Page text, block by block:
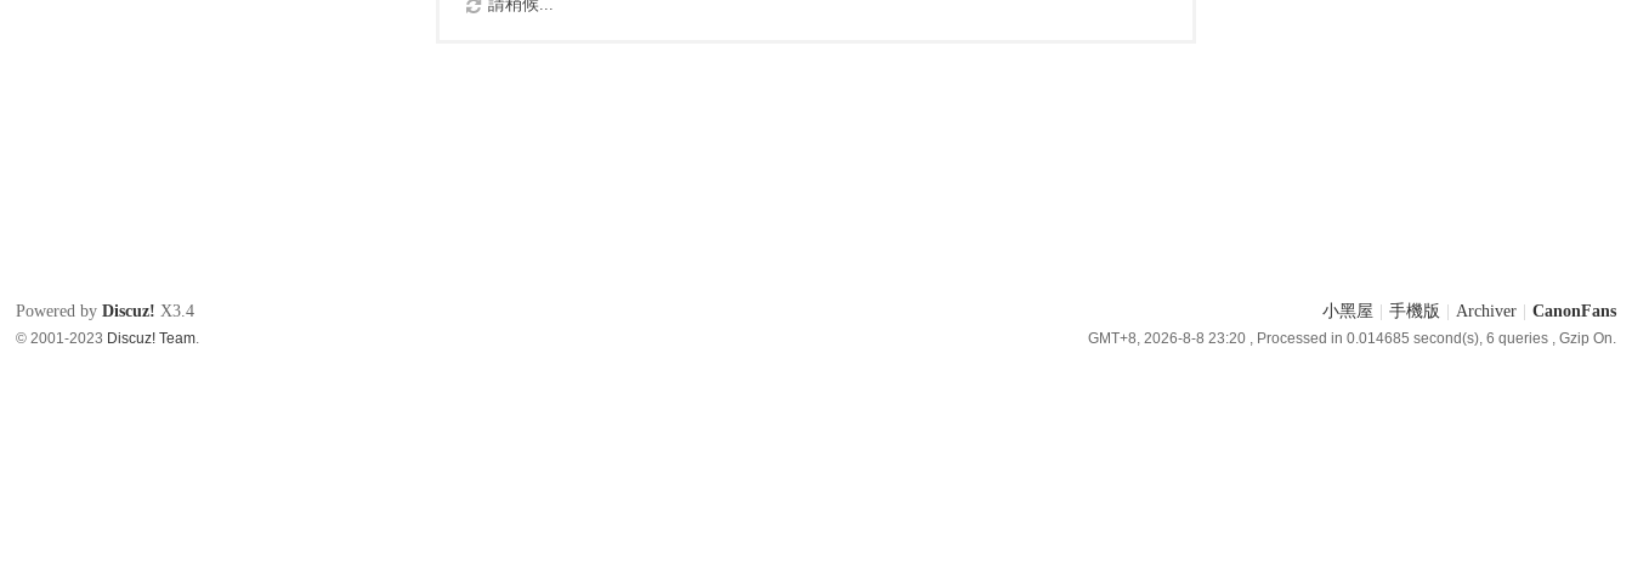
請稍候...
小黑屋 手機版 Archiver CanonFans
GMT+8, 2026-8-8 23:20, Processed in 0.014685 second(s), 6 queries , Gzip On.
Powered byDiscuz! X3.4
© 2001-2023 Discuz! Team